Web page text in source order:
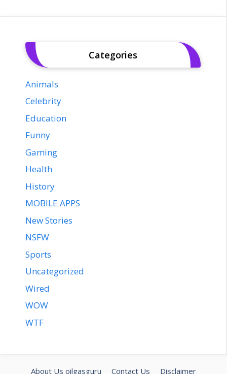
Categories
Animals
Celebrity
Education
Funny
Gaming
Health
History
MOBILE APPS
New Stories
NSFW
Sports
Uncategorized
Wired
WOW
WTF
About Us oilgasguru Contact Us Disclaimer